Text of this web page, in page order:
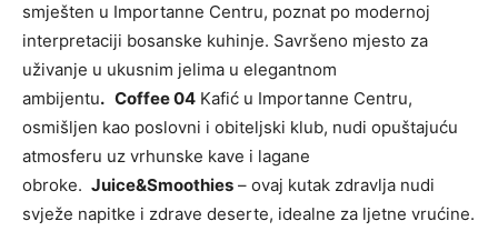
smješten u Importanne Centru, poznat po modernoj
interpretaciji bosanske kuhinje. Savršeno mjesto za
uživanje u ukusnim jelima u elegantnom
ambijentu. Coffee 04 Kafić u Importanne Centru,
osmišljen kao poslovni i obiteljski klub, nudi opuštajuću
atmosferu uz vrhunske kave i lagane
obroke. Juice&Smoothies – ovaj kutak zdravlja nudi
svježe napitke i zdrave deserte, idealne za ljetne vrućine.